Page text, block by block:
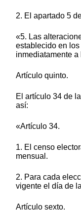
2. El apartado 5
«5. Las
establecido en
inmediatamente
Artículo quinto.
El artículo 34 de
así:
«Artículo 34.
1. El censo
mensual.
2. Para cada
vigente el día de
Artículo sexto.